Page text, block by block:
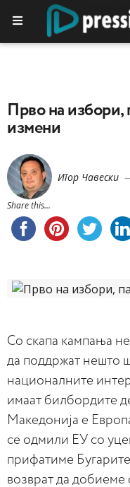
Прво на избори,
измени
Игор Чавески
Share this...
Со скапа кампања
да поддржат нешто
националните
имаат билбордите
Македонија е
се одмили ЕУ со
прифатиме Бугарите
возврат да